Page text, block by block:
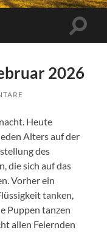
2026
Heute
Alters auf der
des
die sich auf das
Vorher ein
tanken,
Puppen tanzen
allen Feiernden